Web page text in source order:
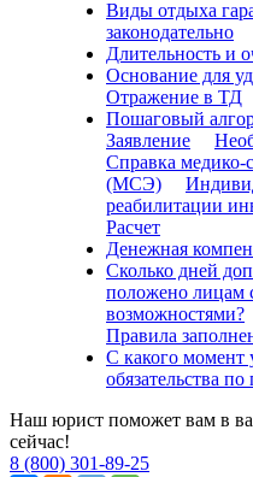
Виды отдыха
законодательно
Длительность и
Основание для
Отражение в ТД
Пошаговый
Заявление
Справка медико-
(МСЭ)
реабилитации
Расчет
Денежная
Сколько дней
положено лицам
возможностями?
Правила
С какого момент
обязательства
Наш юрист поможет вам в
сейчас!
8 (800) 301-89-25